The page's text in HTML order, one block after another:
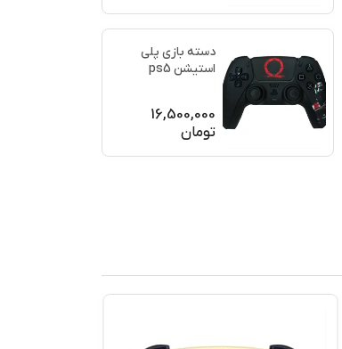
دسته بازی پلی
استیشن ps5
16,500,000
تومان